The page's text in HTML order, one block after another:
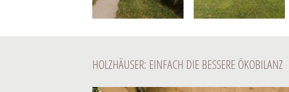
HOLZHÄUSER: EINFACH DIE BESSERE ÖKOBILANZ